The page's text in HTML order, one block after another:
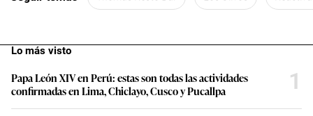
i
n
t
e
s
,
Lo más visto
Papa León XIV en Perú: estas son todas las actividades
confirmadas en Lima, Chiclayo, Cusco y Pucallpa
1